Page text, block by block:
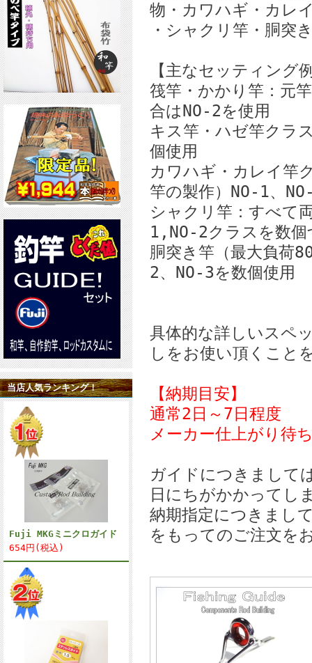
当店人気ランキング！
Fuji MKGミニクロガイド
654円(税込)
物・カワハギ・カレ
・シャクリ竿・胴突
【主なセッティング
筏竿・かかり竿：元
合はNO-2を使用
キス竿・ハゼ竿クラ
個使用
カワハギ・カレイ竿
竿の製作）NO-1、
シャクリ竿：すべて
1,NO-2クラスを数個
胴突き竿（最大負荷
2、NO-3を数個使用
具体的な詳しいスペ
しをお使い頂くこと
【納期目安】
通常2日～7日程度
メーカー仕上がり待
ガイドにつきまして
日にちがかかってし
納期指定につきまし
をもってのご注文